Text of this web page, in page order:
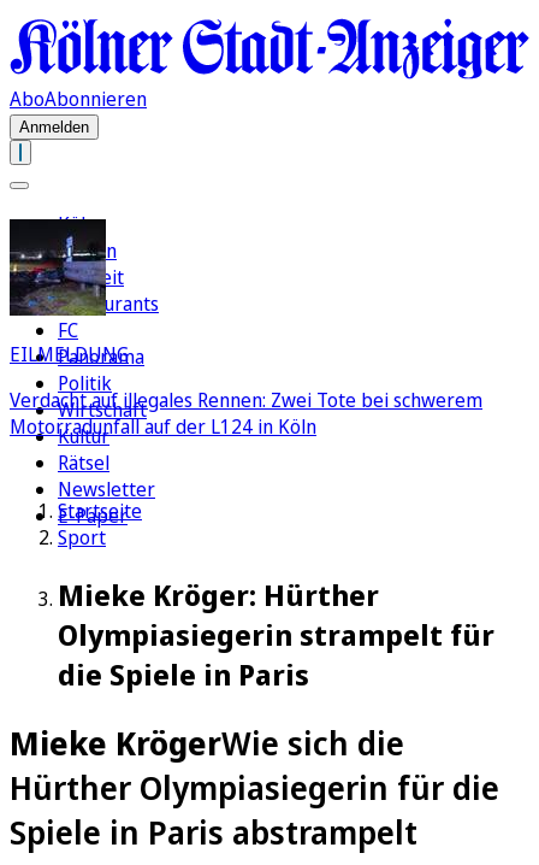
AboAbonnieren
Anmelden
Köln
Region
Freizeit
Restaurants
FC
Panorama
Politik
Wirtschaft
Kultur
Rätsel
Newsletter
E-Paper
EILMELDUNG
Verdacht auf illegales Rennen: Zwei Tote bei schwerem
Motorradunfall auf der L124 in Köln
Startseite
Sport
Mieke Kröger: Hürther
Olympiasiegerin strampelt für
die Spiele in Paris
Mieke KrögerWie sich die
Hürther Olympiasiegerin für die
Spiele in Paris abstrampelt